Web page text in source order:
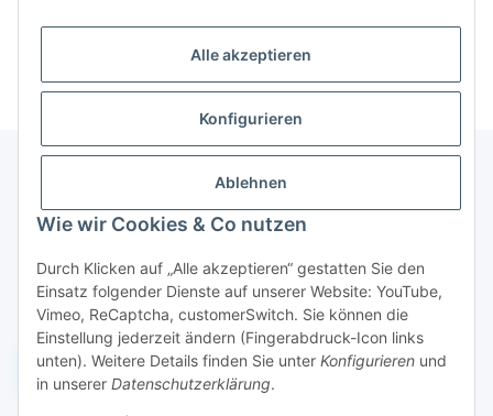
Alle akzeptieren
Konfigurieren
Ablehnen
Wie wir Cookies & Co nutzen
Durch Klicken auf „Alle akzeptieren“ gestatten Sie den
Einsatz folgender Dienste auf unserer Website: YouTube,
Vimeo, ReCaptcha, customerSwitch. Sie können die
Einstellung jederzeit ändern (Fingerabdruck-Icon links
unten). Weitere Details finden Sie unter Konfigurieren und
in unserer Datenschutzerklärung.
Informationen
Gesetzliche Informationen
Widerruf einreichen